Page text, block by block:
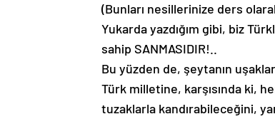
(Bunları nesillerinize ders
Yukarda yazdığım gibi, biz
sahip SANMASIDIR!..
Bu yüzden de, şeytanın
Türk milletine, karşısında ki,
tuzaklarla kandırabileceğini,